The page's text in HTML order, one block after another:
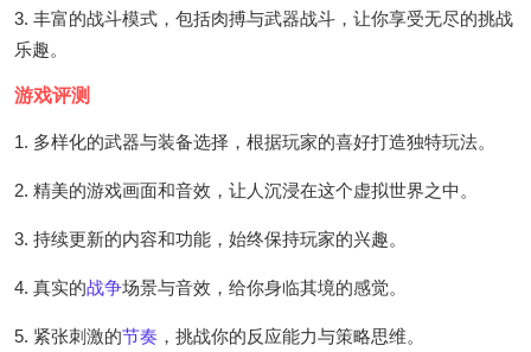
3. 丰富的战斗模式，包括肉搏与武器战斗，让你享受无尽的挑战
乐趣。
游戏评测
1. 多样化的武器与装备选择，根据玩家的喜好打造独特玩法。
2. 精美的游戏画面和音效，让人沉浸在这个虚拟世界之中。
3. 持续更新的内容和功能，始终保持玩家的兴趣。
4. 真实的战争场景与音效，给你身临其境的感觉。
5. 紧张刺激的节奏 ，挑战你的反应能力与策略思维。